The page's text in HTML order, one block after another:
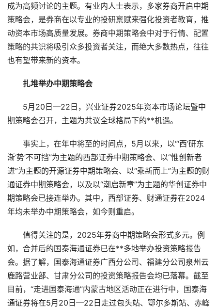
成为高频讨论的主题。有业内人士表示，多家券商开启中期
策略会，是券商在以专业的投研禀赋来强化投资者教育，推
动资本市场高质量发展。券商中期策略会中对于行情、配置
策略的共识将吸引众多投资者关注，而绝大多数热点，往往
也有望带来新的资本。
扎堆举办中期策略会
5月20日—22日，兴业证券2025年资本市场论坛暨中
期策略会召开，主题为共议全球格局下的**机遇。
事实上，在年中将至的时间点，5月以来，以“‘西’研东
渐‘势’不可挡”为主题的西部证券中期策略会、以“惟创新者
进”为主题的开源证券中期策略会、以“乘新而上”为主题的财
通证券中期策略会，以及以“潮启新章”为主题的华创证券中
期策略会已接连举办。其中，西部证券、财通证券在2024
年均未举办中期策略会，如今则重启。
值得关注的是，2025年券商中期策略会形式多元。例
如，合并后的国泰海通证券已在**多地举办投资策略报告
会。据了解，国泰海通证券广西分公司、福建分公司泉州云
鹿路营业部、甘肃分公司的投资策略报告会均已落幕。截至
目前，“走进国泰海通”内蒙古地区活动正在进行中，国泰海
通证券将在5月20日—22日走过包头站、鄂尔多斯站、赤峰